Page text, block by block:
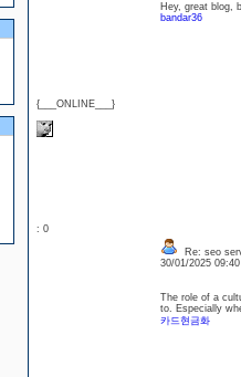
{___ONLINE___}
Hey, great blog,
bandar36
: 0
Re: seo
30/01/2025
The role of a
to. Especially
카드현금화